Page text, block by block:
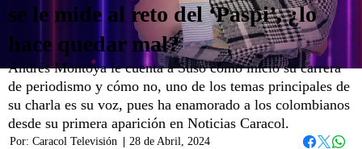
se le mide al reto del ‘Paspi’, ¿lo
hace quedar mal?
Andrés Montoya le cuenta a Suso cómo inició su carrera
de periodismo y cómo no, uno de los temas principales de
su charla es su voz, pues ha enamorado a los colombianos
desde su primera aparición en Noticias Caracol.
Por: Caracol Televisión
28 de Abril, 2024